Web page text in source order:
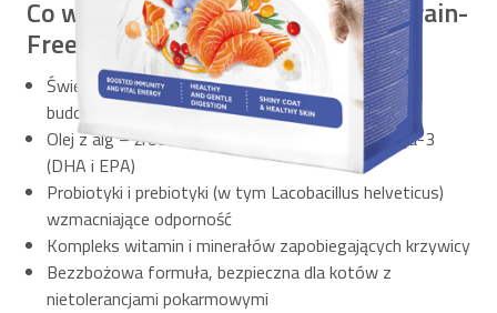
Co wyróżnia karmę Brit Care Cat Grain-
Free Kitten Immunity?
Świeży łosoś – wysoka zawartość protein dla
budowania tkanki mięśniowej
Olej z alg – źródło kwasów tłuszczowych Omega-3
(DHA i EPA)
Probiotyki i prebiotyki (w tym Lacobacillus helveticus)
wzmacniające odporność
Kompleks witamin i minerałów zapobiegających krzywicy
Bezzbożowa formuła, bezpieczna dla kotów z
nietolerancjami pokarmowymi